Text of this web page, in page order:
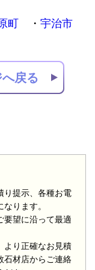
町
宇治市
戻る
り提示、各種お電
ります。
要望に沿って最適
より正確なお見積
石材店からご連絡